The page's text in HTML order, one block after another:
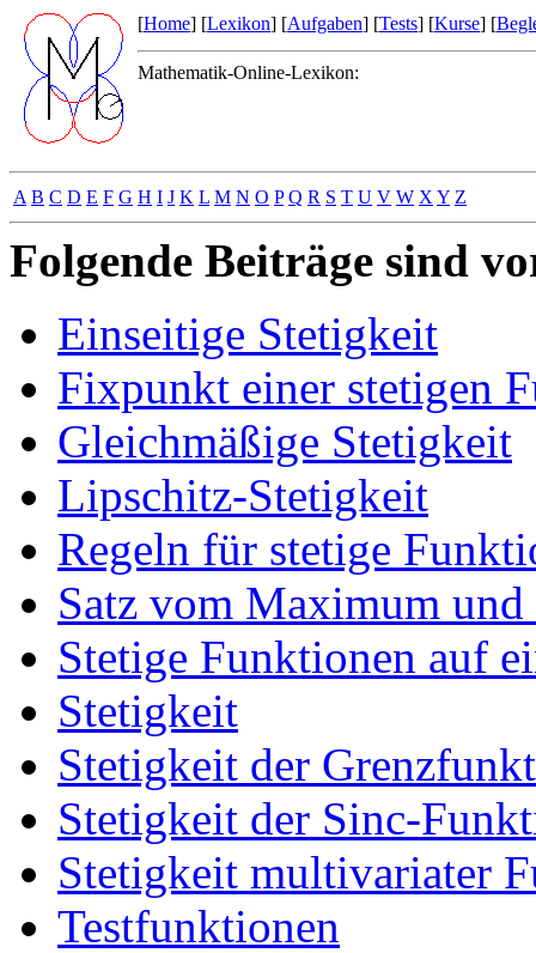
[Home] [Lexikon] [Aufgaben] [Tests] [Kurse] [
Mathematik-Online-Lexikon:
A B C D E F G H I J K L M N O P Q R S T U V W X Y Z
Folgende Beiträge sind
Einseitige Stetigkeit
Fixpunkt einer stetigen
Gleichmäßige Stetigkeit
Lipschitz-Stetigkeit
Regeln für stetige
Satz vom Maximum
Stetige Funktionen auf
Stetigkeit
Stetigkeit der
Stetigkeit der Sinc-
Stetigkeit multivariater
Testfunktionen